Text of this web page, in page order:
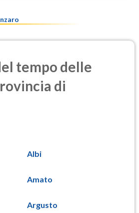
tempo delle
di
Albi
Amato
Argusto